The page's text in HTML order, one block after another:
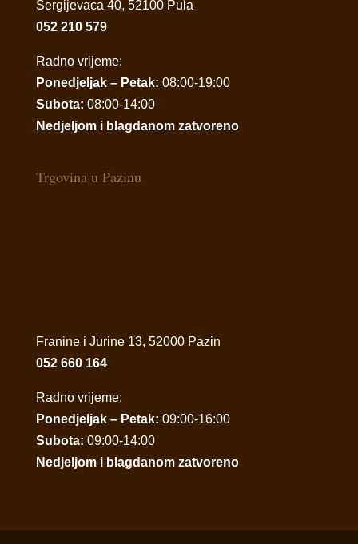
Sergijevaca 40, 52100 Pula
052 210 579
Radno vrijeme:
Ponedjeljak – Petak: 08:00-19:00
Subota: 08:00-14:00
Nedjeljom i blagdanom zatvoreno
Trgovina u Pazinu
Franine i Jurine 13, 52000 Pazin
052 660 164
Radno vrijeme:
Ponedjeljak – Petak: 09:00-16:00
Subota: 09:00-14:00
Nedjeljom i blagdanom zatvoreno